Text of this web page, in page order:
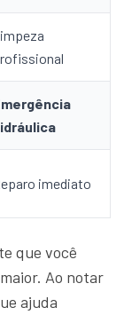
imediato
que você
Ao notar
ajuda